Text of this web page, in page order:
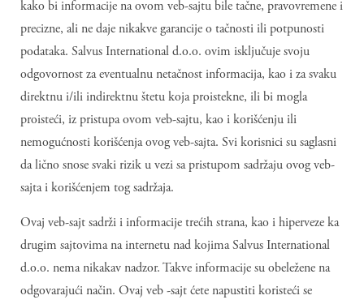
kako bi informacije na ovom veb-sajtu bile tačne, pravovremene i
precizne, ali ne daje nikakve garancije o tačnosti ili potpunosti
podataka. Salvus International d.o.o. ovim isključuje svoju
odgovornost za eventualnu netačnost informacija, kao i za svaku
direktnu i/ili indirektnu štetu koja proistekne, ili bi mogla
proisteći, iz pristupa ovom veb-sajtu, kao i korišćenju ili
nemogućnosti korišćenja ovog veb-sajta. Svi korisnici su saglasni
da lično snose svaki rizik u vezi sa pristupom sadržaju ovog veb-
sajta i korišćenjem tog sadržaja.
Ovaj veb-sajt sadrži i informacije trećih strana, kao i hiperveze ka
drugim sajtovima na internetu nad kojima Salvus International
d.o.o. nema nikakav nadzor. Takve informacije su obeležene na
odgovarajući način. Ovaj veb -sajt ćete napustiti koristeći se